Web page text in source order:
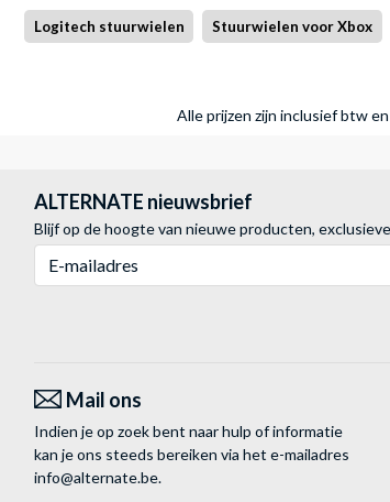
Logitech stuurwielen Stuurwielen voor Xbox
Alle prijzen zijn inclusief btw
ALTERNATE nieuwsbrief
Blijf op de hoogte van nieuwe producten,
E-mailadres
Mail ons
Indien je op zoek bent naar hulp of informatie
kan je ons steeds bereiken via het e-mailadres
info@alternate.be.